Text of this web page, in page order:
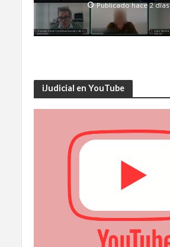
Publicado hace 2 días
iJudicial en YouTube